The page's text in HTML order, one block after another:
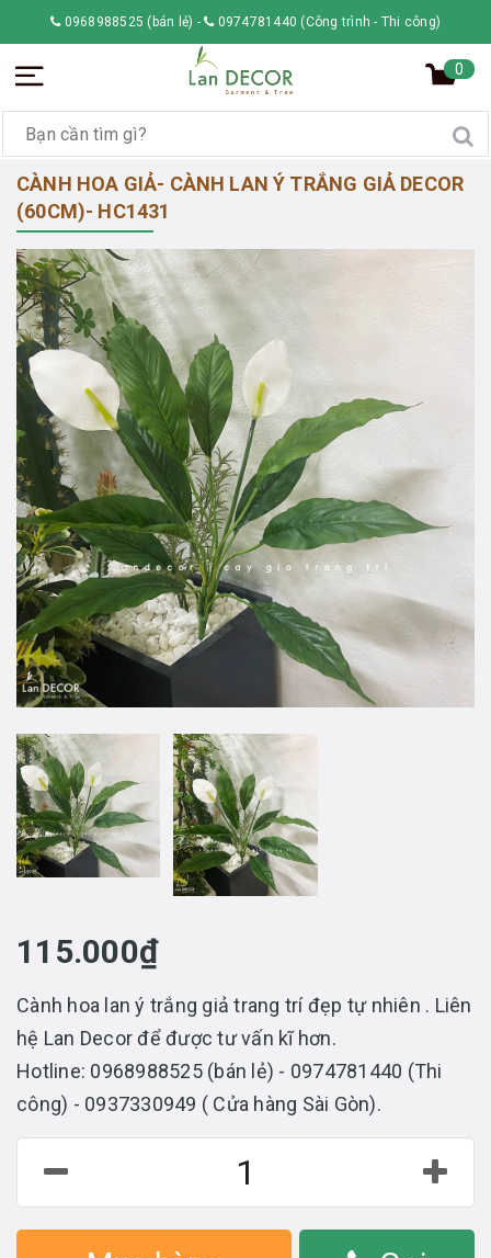
0968988525 (bán lẻ) - 0974781440 (Công trình - Thi công)
0
CÀNH HOA GIẢ- CÀNH LAN Ý TRẮNG GIẢ DECOR
(60CM)- HC1431
115.000₫
Cành hoa lan ý trắng giả trang trí đẹp tự nhiên . Liên
hệ Lan Decor để được tư vấn kĩ hơn.
Hotline: 0968988525 (bán lẻ) - 0974781440 (Thi
công) - 0937330949 ( Cửa hàng Sài Gòn).